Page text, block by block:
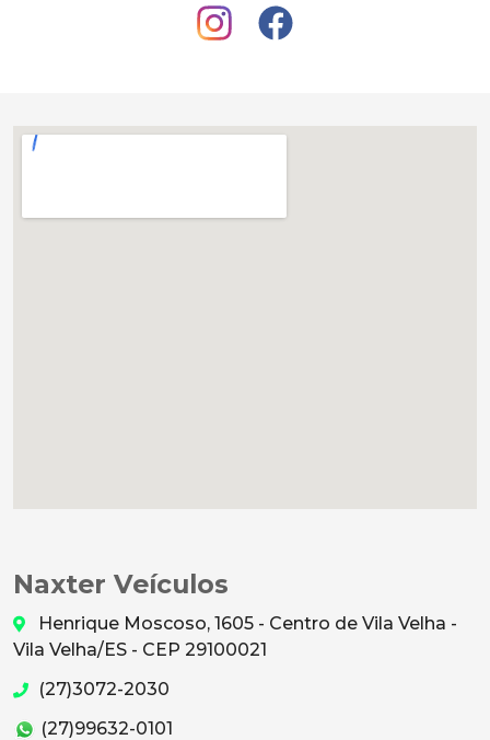
Naxter Veículos
Henrique Moscoso, 1605 - Centro de Vila Velha -
Vila Velha/ES - CEP 29100021
(27)3072-2030
(27)99632-0101